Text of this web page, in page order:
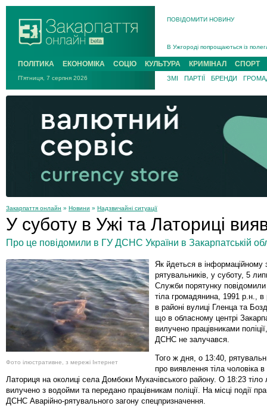
ПОВІДОМИТИ НОВИНУ
В Ужгороді попрощаються із
В Ужгороді 5 серпня
Підтвердили загибель
На війні з рф поліг військовий з
На Хустщині внаслідок ДТП за
Інструктора районного ТЦК на
ПОЛІТИКА ЕКОНОМІКА СОЦІО КУЛЬТУРА КРИМІНАЛ СПОРТ
П'ятниця, 7 серпня 2026 ЗМІ ПАРТІЇ БРЕНДИ
Закарпаття онлайн » Новини » Надзвичайні ситуації
У суботу в Ужі та Латориці
Про це повідомили в ГУ ДСНС України в Закарпатській
Фото ілюстративне, з мережі Інтернет
Як йдеться в інформаційному
рятувальників, у суботу, 5
Служби порятунку
тіла громадянина, 1991 р.н., в
в районі вулиці Гленца та
що в обласному центрі
вилучено працівниками
ДСНС не залучався.
Того ж дня, о 13:40,
про виявлення тіла чоловіка в
Латориця на околиці села Домбоки Мукачівського району. О 18:23
вилучено з водойми та передано працівникам поліції. На місці події
ДСНС Аварійно-рятувального загону спецпризначення.